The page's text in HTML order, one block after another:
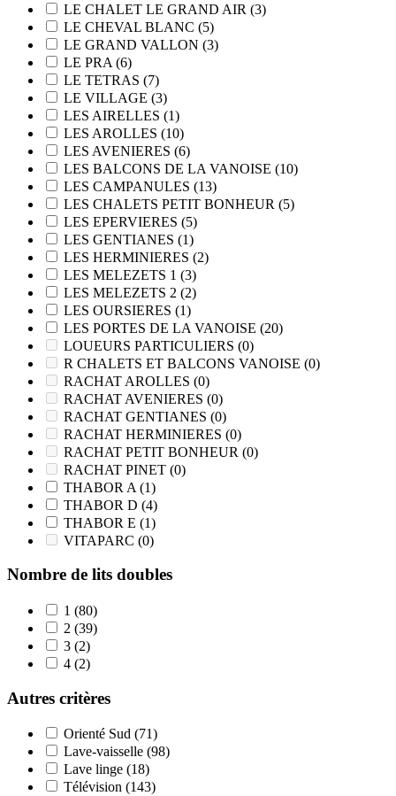
LE CHALET LE GRAND AIR (3)
LE CHEVAL BLANC (5)
LE GRAND VALLON (3)
LE PRA (6)
LE TETRAS (7)
LE VILLAGE (3)
LES AIRELLES (1)
LES AROLLES (10)
LES AVENIERES (6)
LES BALCONS DE LA VANOISE (10)
LES CAMPANULES (13)
LES CHALETS PETIT BONHEUR (5)
LES EPERVIERES (5)
LES GENTIANES (1)
LES HERMINIERES (2)
LES MELEZETS 1 (3)
LES MELEZETS 2 (2)
LES OURSIERES (1)
LES PORTES DE LA VANOISE (20)
LOUEURS PARTICULIERS (0)
R CHALETS ET BALCONS VANOISE (0)
RACHAT AROLLES (0)
RACHAT AVENIERES (0)
RACHAT GENTIANES (0)
RACHAT HERMINIERES (0)
RACHAT PETIT BONHEUR (0)
RACHAT PINET (0)
THABOR A (1)
THABOR D (4)
THABOR E (1)
VITAPARC (0)
Nombre de lits doubles
1 (80)
2 (39)
3 (2)
4 (2)
Autres critères
Orienté Sud (71)
Lave-vaisselle (98)
Lave linge (18)
Télévision (143)